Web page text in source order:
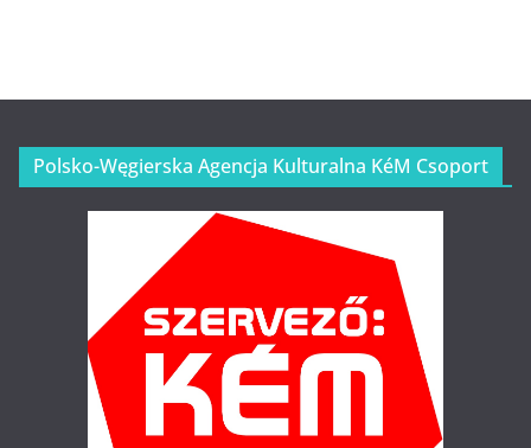
Polsko-Węgierska Agencja Kulturalna KéM Csoport